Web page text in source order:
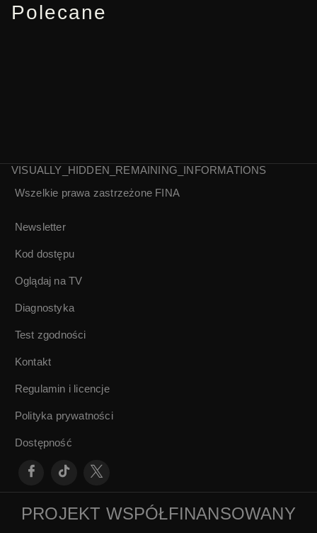
Polecane
Tańce polskie |
Niedorajda |
VISUALLY_HIDDEN_REMAINING_INFORMATIONS
Wszelkie prawa zastrzeżone FINA
Newsletter
Kod dostępu
Oglądaj na TV
Diagnostyka
Test zgodności
Kontakt
Regulamin i licencje
Polityka prywatności
Dostępność
PROJEKT WSPÓŁFINANSOWANY